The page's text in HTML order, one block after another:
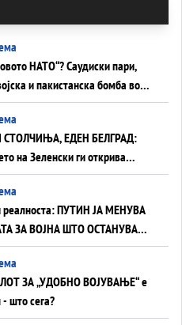
НАТО“? Саудиски пари,
и пакистанска бомба во
Америка - или ќе стане
СТОЛЧИЊА, ЕДЕН БЕЛГРАД:
на Зеленски ги открива
политиката на балансирање
реалноста: ПУТИН ЈА МЕНУВА
ЗА ВОЈНА ШТО ОСТАНУВА
ЗА „УДОБНО ВОЈУВАЊЕ“ е
што сега?